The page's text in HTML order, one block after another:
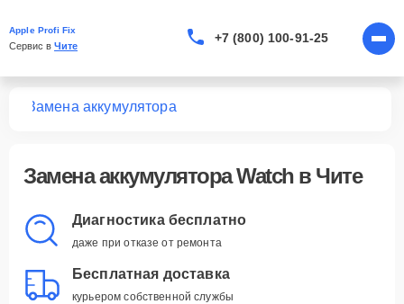
Apple Profi Fix
Сервис в Чите
+7 (800) 100-91-25
Замена аккумулятора
Замена аккумулятора Watch в Чите
Диагностика бесплатно
даже при отказе от ремонта
Бесплатная доставка
курьером собственной службы